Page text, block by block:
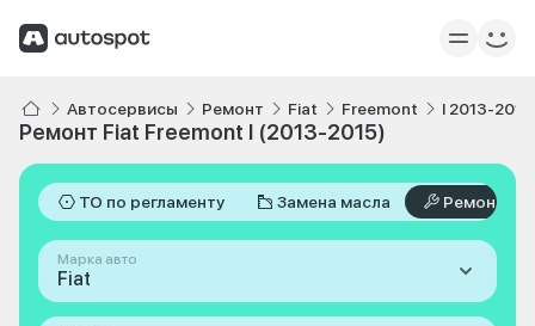
Автосервисы Ремонт Fiat Freemont I 2013-2015
Ремонт Fiat Freemont I (2013-2015)
ТО по регламенту Замена масла Ремонт
Марка авто
Fiat